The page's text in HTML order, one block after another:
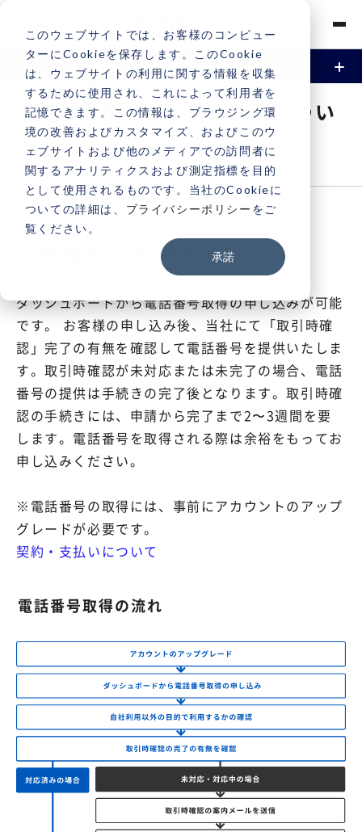
このウェブサイトでは、お客様のコンピュー
ターにCookieを保存します。このCookie
は、ウェブサイトの利用に関する情報を収集
するために使用され、これによって利用者を
記憶できます。この情報は、ブラウジング環
境の改善およびカスタマイズ、およびこのウ
ェブサイトおよび他のメディアでの訪問者に
関するアナリティクスおよび測定指標を目的
として使用されるものです。当社のCookieに
ついての詳細は、 プライバシーポリシー をご
覧ください。
承諾
Vonageとは
機能
電話 / 音声
SMS / メッセージング
認証（2FA / MFA）
SIP Trunking
複数会話
LINEコールPlus
通話フローの構築（AI Studio）
番号ポータビリティ
事例
導入事例
料金
契約・支払いについて
電話番号申込と取引時確認について
サポート
サポートについて
サポートサイト（FAQ）
お問い合わせ ご利用中のお客様専用
よくある質問
アカウント作成
ログイン
資料請求 お問い合わせ
電話番号申込と取引時確認につい
て
FLOW
電話番号の取得方法
ダッシュボードから電話番号取得の申し込みが可能
です。 お客様の申し込み後、当社にて「取引時確
認」完了の有無を確認して電話番号を提供いたしま
す。取引時確認が未対応または未完了の場合、電話
番号の提供は手続きの完了後となります。取引時確
認の手続きには、申請から完了まで2〜3週間を要
します。電話番号を取得される際は余裕をもってお
申し込みください。
※電話番号の取得には、事前にアカウントのアップ
グレードが必要です。
契約・支払いについて
️電話番号取得の流れ